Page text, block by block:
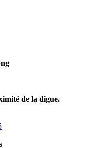
de la digue.